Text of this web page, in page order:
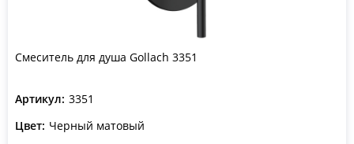
Смеситель для душа Gollach 3351
Артикул: 3351
Цвет: Черный матовый